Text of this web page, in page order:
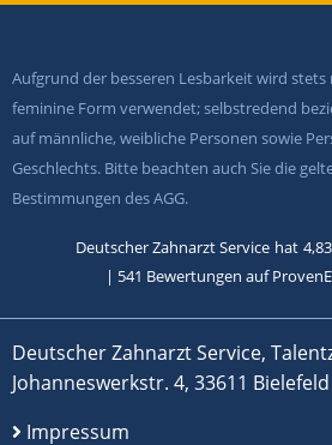
Aufgrund der besseren Lesbarkeit wird
feminine Form verwendet; selbstredend
auf männliche, weibliche Personen sowie
Geschlechts. Bitte beachten auch Sie die
Bestimmungen des AGG.
Deutscher Zahnarzt Service hat 4,83
| 541 Bewertungen auf
Deutscher Zahnarzt Service,
Johanneswerkstr. 4, 33611 Bielefeld
Impressum